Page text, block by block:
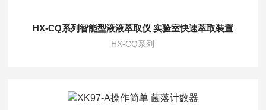
HX-CQ系列智能型液液萃取仪 实验室快速萃取装置
HX-CQ系列